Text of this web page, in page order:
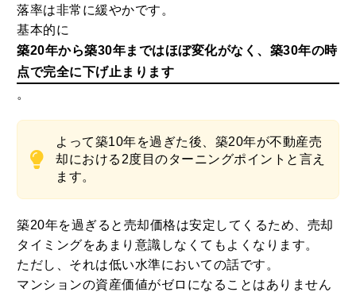
落率は非常に緩やかです。
基本的に
築20年から築30年まではほぼ変化がなく、築30年の時
点で完全に下げ止まります
。
よって築10年を過ぎた後、築20年が不動産売
却における2度目のターニングポイントと言え
ます。
築20年を過ぎると売却価格は安定してくるため、売却
タイミングをあまり意識しなくてもよくなります。
ただし、それは低い水準においての話です。
マンションの資産価値がゼロになることはありません